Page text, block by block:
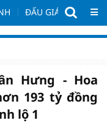
ĐẤU GIÁ - ĐẤU
Hưng - Hoa
193 tỷ đồng
lộ 1